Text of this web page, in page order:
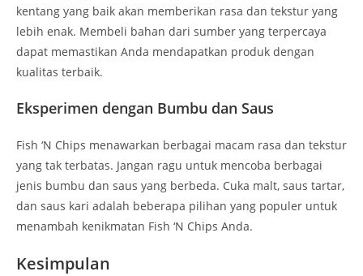
kentang yang baik akan memberikan rasa dan tekstur yang
lebih enak. Membeli bahan dari sumber yang terpercaya
dapat memastikan Anda mendapatkan produk dengan
kualitas terbaik.
Eksperimen dengan Bumbu dan Saus
Fish ‘N Chips menawarkan berbagai macam rasa dan tekstur
yang tak terbatas. Jangan ragu untuk mencoba berbagai
jenis bumbu dan saus yang berbeda. Cuka malt, saus tartar,
dan saus kari adalah beberapa pilihan yang populer untuk
menambah kenikmatan Fish ‘N Chips Anda.
Kesimpulan